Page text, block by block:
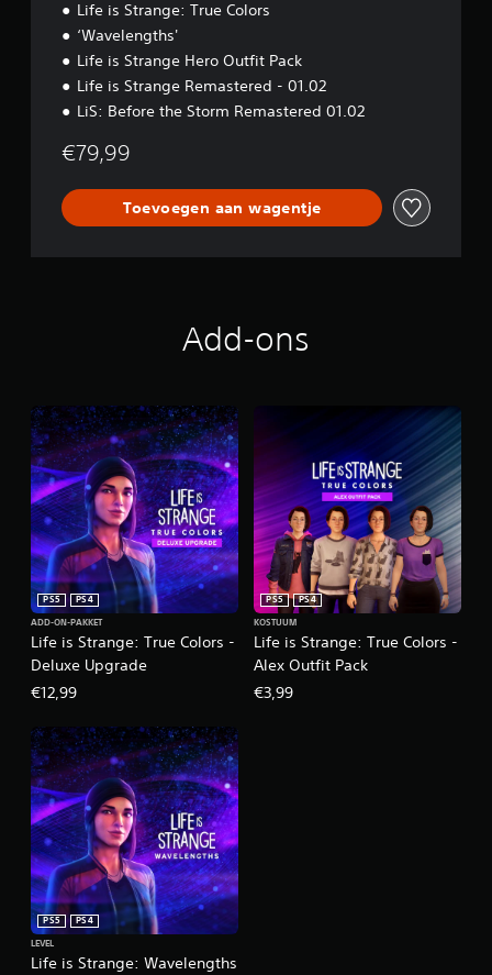
Life is Strange: True Colors
‘Wavelengths'
Life is Strange Hero Outfit Pack
Life is Strange Remastered - 01.02
LiS: Before the Storm Remastered 01.02
€79,99
Toevoegen aan wagentje
Add-ons
Life is Strange: True Colors -
Deluxe Upgrade
PS5
PS4
ADD-ON-PAKKET
€12,99
Life is Strange: True Colors -
Alex Outfit Pack
PS5
PS4
KOSTUUM
€3,99
Life is Strange: Wavelengths
PS5
PS4
LEVEL